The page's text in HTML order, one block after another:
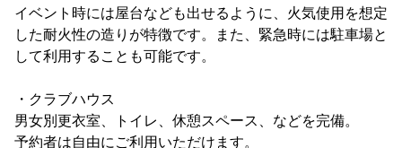
イベント時には屋台なども出せるように、火気使用を想定
した耐火性の造りが特徴です。また、緊急時には駐車場と
して利用することも可能です。
・クラブハウス
男女別更衣室、トイレ、休憩スペース、などを完備。
予約者は自由にご利用いただけます。